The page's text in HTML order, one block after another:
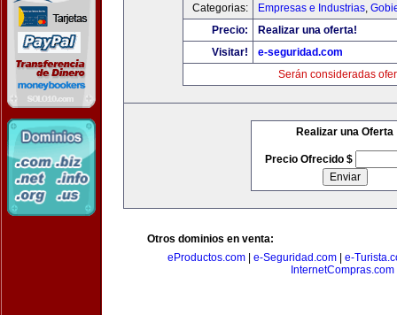
Categorias:
Empresas e Industrias,
Precio:
Realizar una oferta!
Visitar!
e-seguridad.com
Serán consideradas
Realizar una Oferta
Precio Ofrecido $
Otros dominios en venta:
eProductos.com
e-Seguridad.com
e-
InternetCompras.com